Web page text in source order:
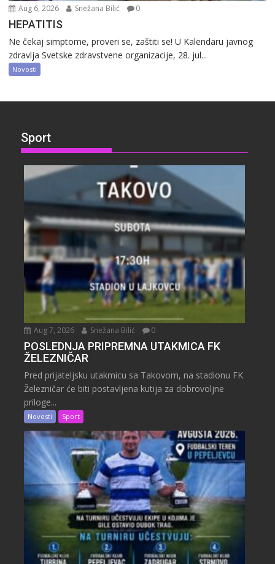
Aug 6, 2026 Snežana Bilić 0
HEPATITIS
Ne čekaj simptome, proveri se, zaštiti se! U Kalendaru javnog
zdravlja Svetske zdravstvene organizacije, 28. jul...
Novosti
Sport
Aug 7, 2026 Snežana Bilić 0
POSLEDNJA PRIPREMNA UTAKMICA FK
ŽELEZNIČAR
Pred prijateljsku utakmicu sa Takovom, na stadionu FK
Železničar će biti postavljena kutija za dobrovoljne
priloge...
Novosti Sport